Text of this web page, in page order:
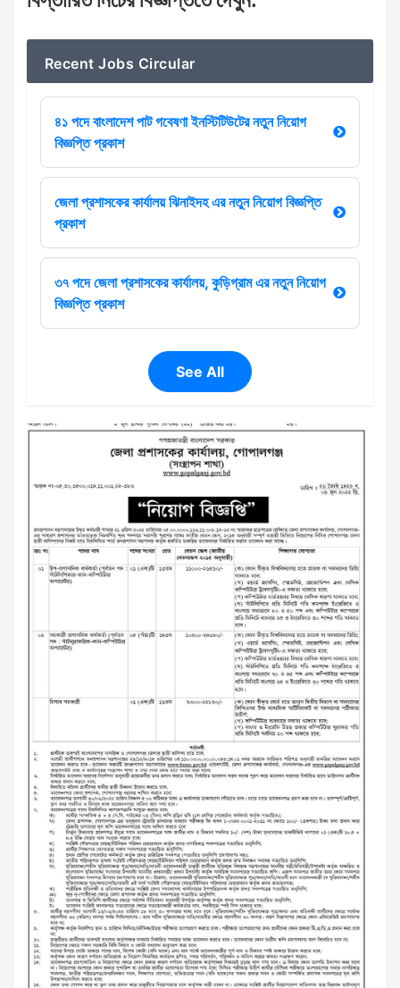
Recent Jobs Circular
৪১ পদে বাংলাদেশ পাট গবেষণা ইনস্টিটিউটের নতুন নিয়োগ
বিজ্ঞপ্তি প্রকাশ
জেলা প্রশাসকের কার্যালয় ঝিনাইদহ এর নতুন নিয়োগ বিজ্ঞপ্তি
প্রকাশ
৩৭ পদে জেলা প্রশাসকের কার্যালয়, কুড়িগ্রাম এর নতুন নিয়োগ
বিজ্ঞপ্তি প্রকাশ
See All